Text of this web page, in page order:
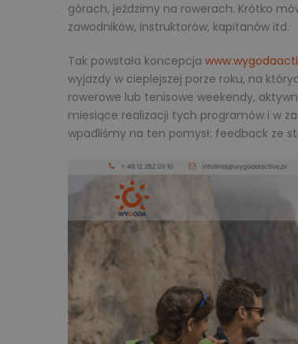
górach, jeździmy na rowerach. Krótko
zawodników, instruktorów, kapitanów itd.
Tak powstała koncepcja
wyjazdy w cieplejszej porze roku, na
rowerowe lub tenisowe weekendy,
miesiące realizacji tych programów i w
wpadliśmy na ten pomysł: feedback ze